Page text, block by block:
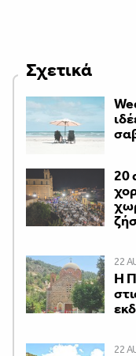
Σχετικά
20
22
Η
22